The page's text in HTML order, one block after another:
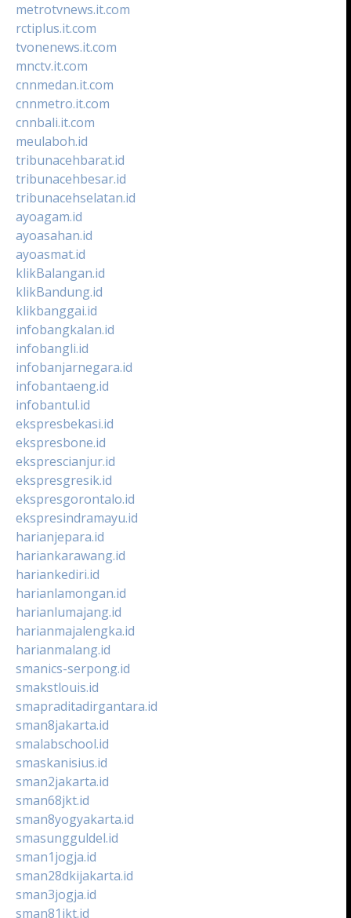
metrotvnews.it.com
rctiplus.it.com
tvonenews.it.com
mnctv.it.com
cnnmedan.it.com
cnnmetro.it.com
cnnbali.it.com
meulaboh.id
tribunacehbarat.id
tribunacehbesar.id
tribunacehselatan.id
ayoagam.id
ayoasahan.id
ayoasmat.id
klikBalangan.id
klikBandung.id
klikbanggai.id
infobangkalan.id
infobangli.id
infobanjarnegara.id
infobantaeng.id
infobantul.id
ekspresbekasi.id
ekspresbone.id
eksprescianjur.id
ekspresgresik.id
ekspresgorontalo.id
ekspresindramayu.id
harianjepara.id
hariankarawang.id
hariankediri.id
harianlamongan.id
harianlumajang.id
harianmajalengka.id
harianmalang.id
smanics-serpong.id
smakstlouis.id
smapraditadirgantara.id
sman8jakarta.id
smalabschool.id
smaskanisius.id
sman2jakarta.id
sman68jkt.id
sman8yogyakarta.id
smasungguldel.id
sman1jogja.id
sman28dkijakarta.id
sman3jogja.id
sman81jkt.id